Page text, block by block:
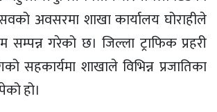
अवसरमा शाखा कार्यालय घोराहीले
सम्पन्न गरेको छ। जिल्ला ट्राफिक प्रहरी
सहकार्यमा शाखाले विभिन्न प्रजातिका
हो।